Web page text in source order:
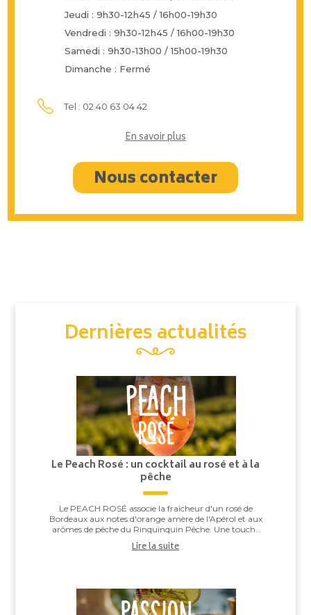
Jeudi : 9h30-12h45 / 16h00-19h30
Vendredi : 9h30-12h45 / 16h00-19h30
Samedi : 9h30-13h00 / 15h00-19h30
Dimanche : Fermé
Tel : 02 40 63 04 42
En savoir plus
Nous contacter
Dernières actualités
Le Peach Rosé : un cocktail au rosé et à la
pêche
Le PEACH ROSÉ associe la fraîcheur d'un rosé de
Bordeaux aux notes d'orange amère de l'Apérol et aux
arômes de pêche du Rinquinquin Pêche. Une touche
d'eau pétillante vient apporter légèreté et v...
Lire la suite